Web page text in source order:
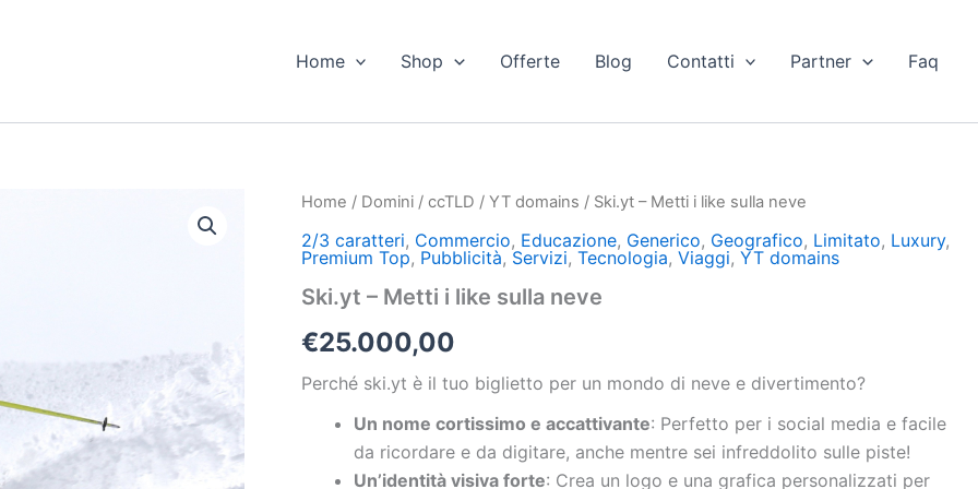
Home Shop Offerte Blog Contatti Partner Faq
Home / Domini /ccTLD /YT domains / Ski.yt – Metti i like sulla neve
2/3 caratteri, Commercio, Educazione, Generico, Geografico, Limitato, Luxury,
Premium Top, Pubblicità,Servizi,Tecnologia,Viaggi,YT domains
Ski.yt – Metti i like sulla neve
€25.000,00
Perché ski.yt è il tuo biglietto per un mondo di neve e divertimento?
Un nome cortissimo e accattivante: Perfetto per i social media e facile
da ricordare e da digitare, anche mentre sei infreddolito sulle piste!
Un’identità visiva forte: Crea un logo e una grafica personalizzati per
Ski.yt
Metti
i
like
sulla
neve
quantità